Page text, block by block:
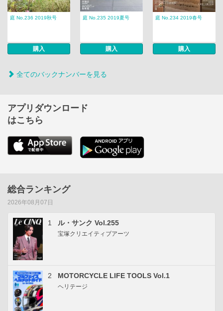
庭 No.236 2019秋号
購入
庭 No.235 2019夏号
購入
庭 No.234 2019春号
購入
全てのバックナンバーを見る
アプリダウンロード
はこちら
総合ランキング
2026年08月07日
1 ル・サンク Vol.255
宝塚クリエイティブアーツ
2 MOTORCYCLE LIFE TOOLS Vol.1
ヘリテージ